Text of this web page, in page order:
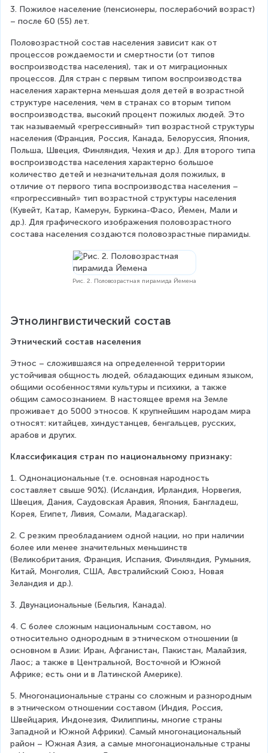
3. Пожилое население (пенсионеры, послерабочий возраст)
– после 60 (55) лет.
Половозрастной состав населения зависит как от
процессов рождаемости и смертности (от типов
воспроизводства населения), так и от миграционных
процессов. Для стран с первым типом воспроизводства
населения характерна меньшая доля детей в возрастной
структуре населения, чем в странах со вторым типом
воспроизводства, высокий процент пожилых людей. Это
так называемый «регрессивный» тип возрастной структуры
населения (Франция, Россия, Канада, Белоруссия, Япония,
Польша, Швеция, Финляндия, Чехия и др.). Для второго типа
воспроизводства населения характерно большое
количество детей и незначительная доля пожилых, в
отличие от первого типа воспроизводства населения –
«прогрессивный» тип возрастной структуры населения
(Кувейт, Катар, Камерун, Буркина-Фасо, Йемен, Мали и
др.). Для графического изображения половозрастного
состава населения создаются половозрастные пирамиды.
Рис. 2. Половозрастная пирамида Йемена
Этнолингвистический состав
Этнический состав населения
Этнос – сложившаяся на определенной территории
устойчивая общность людей, обладающих единым языком,
общими особенностями культуры и психики, а также
общим самосознанием. В настоящее время на Земле
проживает до 5000 этносов. К крупнейшим народам мира
относят: китайцев, хиндустанцев, бенгальцев, русских,
арабов и других.
Классификация стран по национальному признаку:
1. Однонациональные (т.е. основная народность
составляет свыше 90%). (Исландия, Ирландия, Норвегия,
Швеция, Дания, Саудовская Аравия, Япония, Бангладеш,
Корея, Египет, Ливия, Сомали, Мадагаскар).
2. С резким преобладанием одной нации, но при наличии
более или менее значительных меньшинств
(Великобритания, Франция, Испания, Финляндия, Румыния,
Китай, Монголия, США, Австралийский Союз, Новая
Зеландия и др.).
3. Двунациональные (Бельгия, Канада).
4. С более сложным национальным составом, но
относительно однородным в этническом отношении (в
основном в Азии: Иран, Афганистан, Пакистан, Малайзия,
Лаос; а также в Центральной, Восточной и Южной
Африке; есть они и в Латинской Америке).
5. Многонациональные страны со сложным и разнородным
в этническом отношении составом (Индия, Россия,
Швейцария, Индонезия, Филиппины, многие страны
Западной и Южной Африки). Самый многонациональный
район – Южная Азия, а самые многонациональные страны